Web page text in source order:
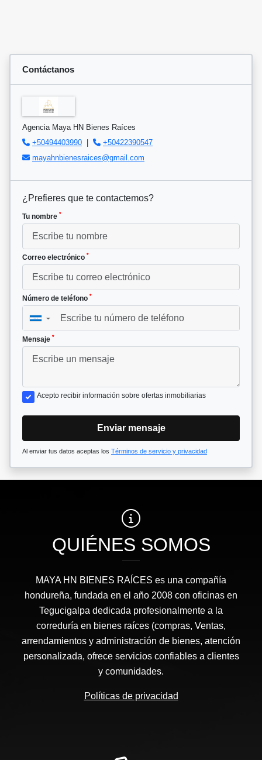
Contáctanos
Agencia Maya HN Bienes Raíces
+50494403990 |
+50422390547
mayahnbienesraices@gmail.com
¿Prefieres que te contactemos?
Tu nombre *
Correo electrónico *
Número de teléfono *
▼
Mensaje *
Acepto recibir información sobre ofertas inmobiliarias
Enviar mensaje
Al enviar tus datos aceptas los Términos de servicio y privacidad
QUIÉNES SOMOS
MAYA HN BIENES RAÍCES​ es una compañía
hondureña, fundada en el año 2008 con oficinas en
Tegucigalpa dedicada profesionalmente a la
correduría en bienes raíces (compras, Ventas,
arrendamientos y administración de bienes, atención
personalizada, ofrece servicios confiables a clientes
y comunidades.
Políticas de privacidad